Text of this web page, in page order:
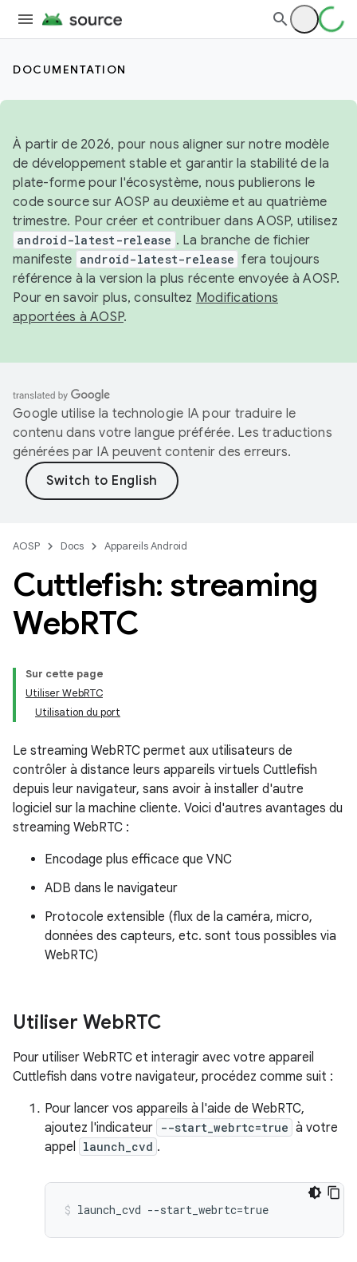
DOCUMENTATION
À partir de 2026, pour nous aligner sur notre modèle
de développement stable et garantir la stabilité de la
plate-forme pour l'écosystème, nous publierons le
code source sur AOSP au deuxième et au quatrième
trimestre. Pour créer et contribuer dans AOSP, utilisez
android-latest-release . La branche de fichier
manifeste android-latest-release fera toujours
référence à la version la plus récente envoyée à AOSP.
Pour en savoir plus, consultez Modifications
apportées à AOSP.
Google utilise la technologie IA pour traduire le
contenu dans votre langue préférée. Les traductions
générées par IA peuvent contenir des erreurs.
AOSP Docs Appareils Android
Cuttlefish: streaming
WebRTC
Sur cette page
Utiliser WebRTC
Utilisation du port
Le streaming WebRTC permet aux utilisateurs de
contrôler à distance leurs appareils virtuels Cuttlefish
depuis leur navigateur, sans avoir à installer d'autre
logiciel sur la machine cliente. Voici d'autres avantages du
streaming WebRTC :
Encodage plus efficace que VNC
ADB dans le navigateur
Protocole extensible (flux de la caméra, micro,
données des capteurs, etc. sont tous possibles via
WebRTC)
Utiliser WebRTC
Pour utiliser WebRTC et interagir avec votre appareil
Cuttlefish dans votre navigateur, procédez comme suit :
Pour lancer vos appareils à l'aide de WebRTC,
ajoutez l'indicateur --start_webrtc=true à votre
appel launch_cvd .